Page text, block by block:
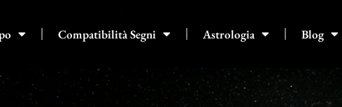
Compatibilità Segni Astrologia Blog